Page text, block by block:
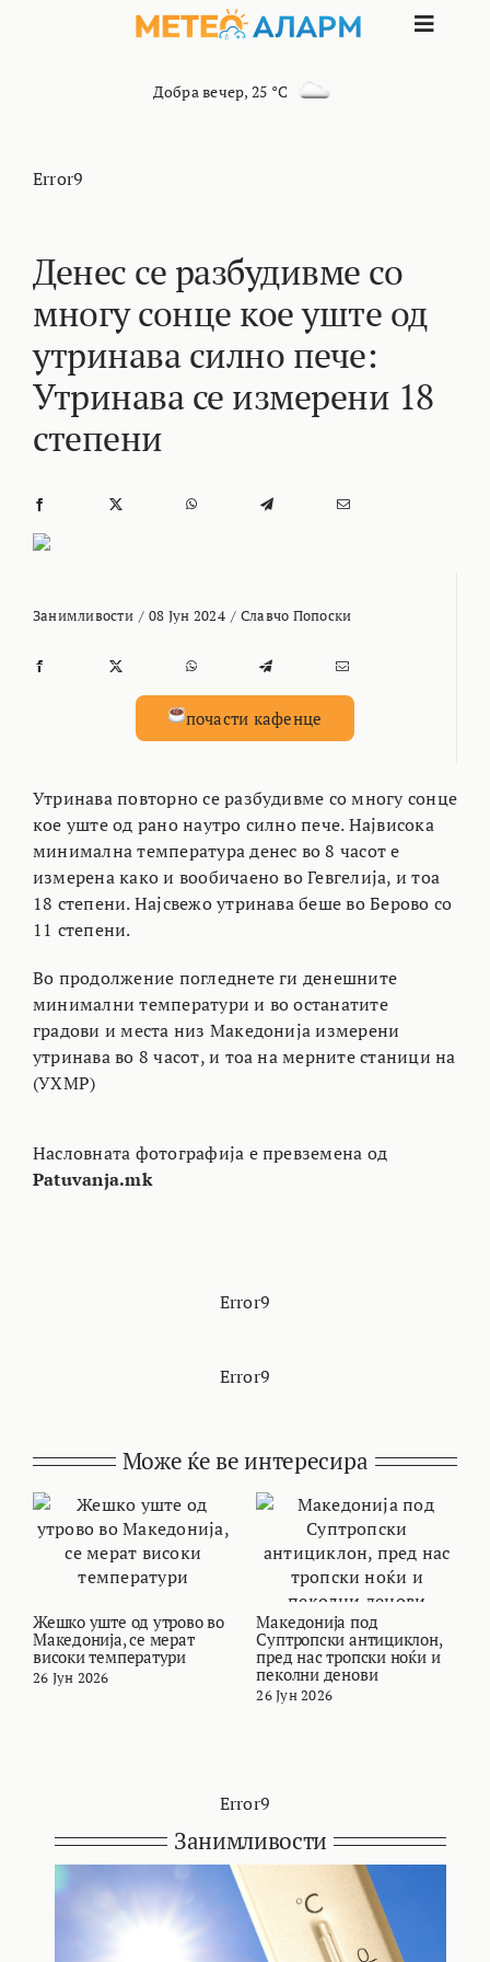
Toggle
КОНТАКТ
МАРКЕТИНГ
Добра вечер, 25 °C
Error9
Денес се разбудивме со
многу сонце кое уште од
утринава силно пече:
Утринава се измерени 18
степени
Занимливости / 08 Јун 2024 / Славчо Попоски
почасти кафенце
Утринава повторно се разбудивме со многу сонце
кое уште од рано наутро силно пече. Највисока
минимална температура денес во 8 часот е
измерена како и вообичаено во Гевгелија, и тоа
18 степени. Најсвежо утринава беше во Берово со
11 степени.
Во продолжение погледнете ги денешните
минимални температури и во останатите
градови и места низ Македонија измерени
утринава во 8 часот, и тоа на мерните станици на
(УХМР)
Насловната фотографија е превземена од
Patuvanja.mk
Error9
Error9
Може ќе ве интересира
Жешко уште од утрово во
Македонија, се мерат
високи температури
26 Јун 2026
Македонија под
Суптропски антициклон,
пред нас тропски ноќи и
пеколни денови
26 Јун 2026
Error9
Занимливости